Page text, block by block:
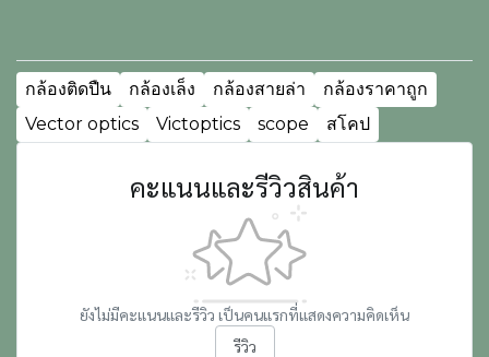
กล้องติดปืน กล้องเล็ง กล้องสายล่า
กล้องราคาถูก
Vector optics
Victoptics scope สโคป
คะแนนและรีวิวสินค้า
ยังไม่มีคะแนนและรีวิว เป็นคนแรกที่แสดงความคิดเห็น
รีวิว